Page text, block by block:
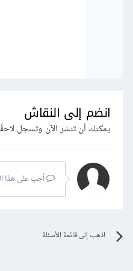
انضم إلى النقاش
يمكنك أن تنشر الآن وتسجل
أجب على هذا
اذهب إلى قائمة الأسئلة